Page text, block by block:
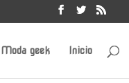
Moda geek Inicio